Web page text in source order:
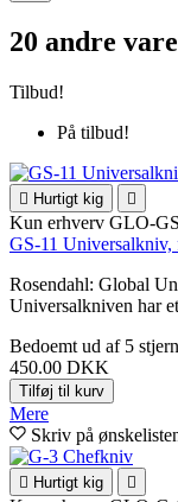
20 andre
Tilbud!
På tilbud!
 Hurtigt kig 
Kun erhverv GLO-
GS-11
Rosendahl: Global
Universalkniven har
Bedoemt ud af 5
450.00 DKK
Tilføj til kurv
Mere
Skriv på
 Hurtigt kig 